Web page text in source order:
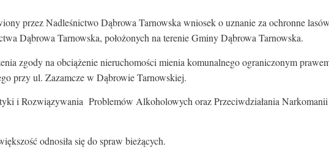
przez Nadleśnictwo Dąbrowa Tarnowska wniosek o uznanie za ochronne
Dąbrowa Tarnowska, położonych na terenie Gminy Dąbrowa Tarnowska.
zgody na obciążenie nieruchomości mienia komunalnego ograniczonym
przy ul. Zazamcze w Dąbrowie Tarnowskiej.
i Rozwiązywania Problemów Alkoholowych oraz Przeciwdziałania
odnosiła się do spraw bieżących.